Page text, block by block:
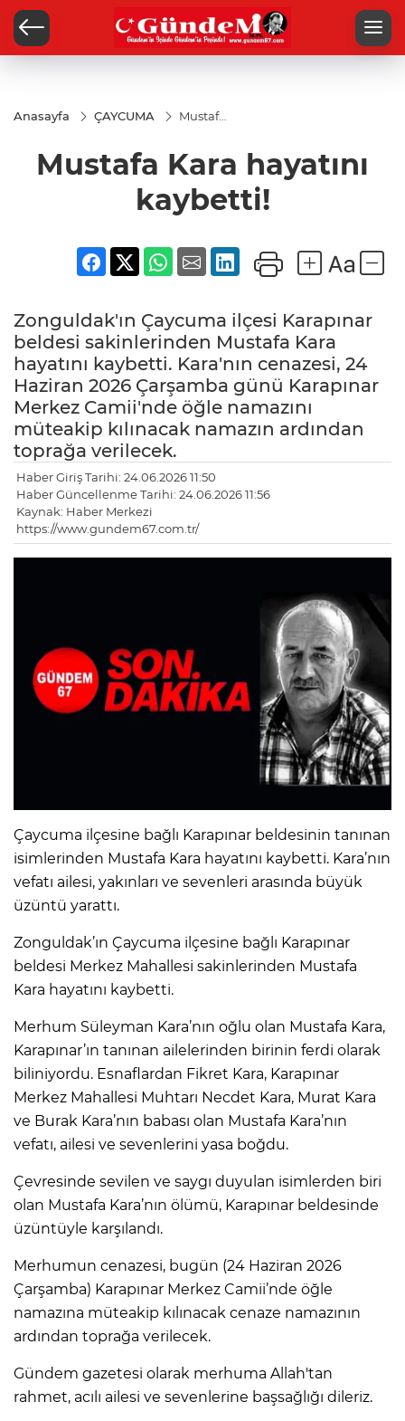
Anasayfa ÇAYCUMA
Mustafa
kaybetti!
Mustafa Kara hayatını
kaybetti!
Zonguldak'ın Çaycuma ilçesi Karapınar
beldesi sakinlerinden Mustafa Kara
hayatını kaybetti. Kara'nın cenazesi, 24
Haziran 2026 Çarşamba günü Karapınar
Merkez Camii'nde öğle namazını
müteakip kılınacak namazın ardından
toprağa verilecek.
Haber Giriş Tarihi: 24.06.2026 11:50
Haber Güncellenme Tarihi: 24.06.2026 11:56
Kaynak: Haber Merkezi
https://www.gundem67.com.tr/
Çaycuma ilçesine bağlı Karapınar beldesinin tanınan
isimlerinden Mustafa Kara hayatını kaybetti. Kara’nın
vefatı ailesi, yakınları ve sevenleri arasında büyük
üzüntü yarattı.
Zonguldak’ın Çaycuma ilçesine bağlı Karapınar
beldesi Merkez Mahallesi sakinlerinden Mustafa
Kara hayatını kaybetti.
Merhum Süleyman Kara’nın oğlu olan Mustafa Kara,
Karapınar’ın tanınan ailelerinden birinin ferdi olarak
biliniyordu. Esnaflardan Fikret Kara, Karapınar
Merkez Mahallesi Muhtarı Necdet Kara, Murat Kara
ve Burak Kara’nın babası olan Mustafa Kara’nın
vefatı, ailesi ve sevenlerini yasa boğdu.
Çevresinde sevilen ve saygı duyulan isimlerden biri
olan Mustafa Kara’nın ölümü, Karapınar beldesinde
üzüntüyle karşılandı.
Merhumun cenazesi, bugün (24 Haziran 2026
Çarşamba) Karapınar Merkez Camii’nde öğle
namazına müteakip kılınacak cenaze namazının
ardından toprağa verilecek.
Gündem gazetesi olarak merhuma Allah'tan
rahmet, acılı ailesi ve sevenlerine başsağlığı dileriz.